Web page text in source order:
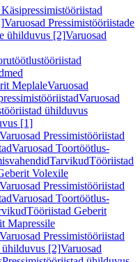
Varuosad Pressimistööriistade
ühilduvus [2]Varuosad
MeplaleVaruosad
Varuosad
ühilduvus
[1]
Varuosad Pressimistööriistad
Varuosad Toortöötlus-
TarvikudTööriistad
Volexile
Varuosad Pressimistööriistad
Varuosad Toortöötlus-
Tööriistad Geberit
Mapressile
Varuosad Pressimistööriistad
ühilduvus [2]Varuosad